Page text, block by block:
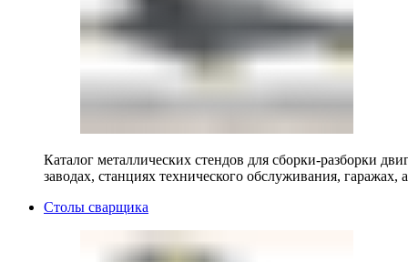
Каталог металлических стендов для сборки-разборки
заводах, станциях технического обслуживания, гаражах,
Столы сварщика